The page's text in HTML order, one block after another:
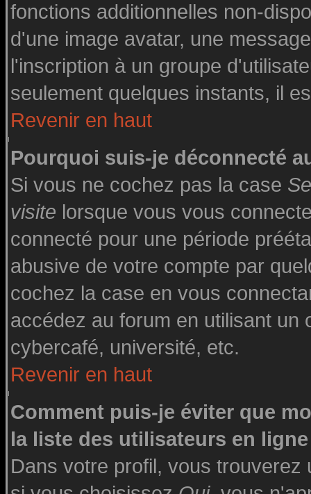
fonctions additionnelles non-
d'une image avatar, une
l'inscription à un groupe
seulement quelques instants, il
Revenir en haut
Pourquoi suis-je déconnecté
Si vous ne cochez pas la case
visite lorsque vous vous
connecté pour une période
abusive de votre compte par
cochez la case en vous
accédez au forum en utilisant un
cybercafé, université, etc.
Revenir en haut
Comment puis-je éviter que
la liste des utilisateurs en
Dans votre profil, vous trouverez